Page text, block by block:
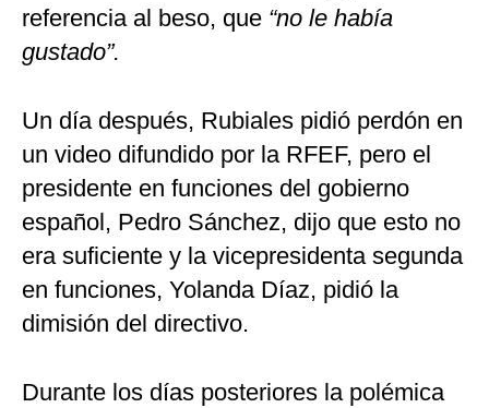
referencia al beso, que “no le había
gustado”.
Un día después, Rubiales pidió perdón en
un video difundido por la RFEF, pero el
presidente en funciones del gobierno
español, Pedro Sánchez, dijo que esto no
era suficiente y la vicepresidenta segunda
en funciones, Yolanda Díaz, pidió la
dimisión del directivo.
Durante los días posteriores la polémica